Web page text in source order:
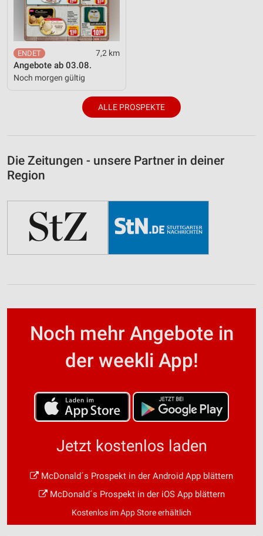
7,2 km
Angebote ab 03.08.
Noch morgen gültig
ALLE PROSPEKTE
Die Zeitungen - unsere Partner in deiner
Region
Noch mehr Angebote in
der weekli App!
Jetzt kostenlos laden
McDonald´s Prospekt in der Android App blättern
McDonald´s Prospekt in der iOS App blättern
Kostenlos im App Store erhältlich